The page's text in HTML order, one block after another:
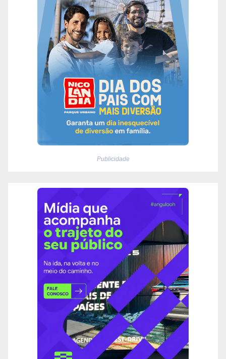
Publicidade